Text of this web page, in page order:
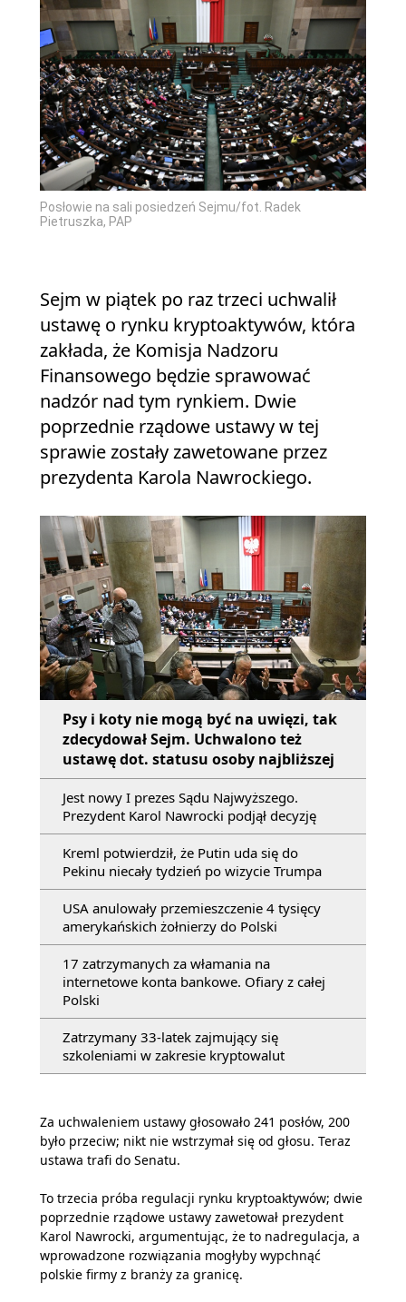
Posłowie na sali posiedzeń Sejmu/fot. Radek
Pietruszka, PAP
Sejm w piątek po raz trzeci uchwalił
ustawę o rynku kryptoaktywów, która
zakłada, że Komisja Nadzoru
Finansowego będzie sprawować
nadzór nad tym rynkiem. Dwie
poprzednie rządowe ustawy w tej
sprawie zostały zawetowane przez
prezydenta Karola Nawrockiego.
Psy i koty nie mogą być na uwięzi, tak
zdecydował Sejm. Uchwalono też
ustawę dot. statusu osoby najbliższej
Jest nowy I prezes Sądu Najwyższego.
Prezydent Karol Nawrocki podjął decyzję
Kreml potwierdził, że Putin uda się do
Pekinu niecały tydzień po wizycie Trumpa
USA anulowały przemieszczenie 4 tysięcy
amerykańskich żołnierzy do Polski
17 zatrzymanych za włamania na
internetowe konta bankowe. Ofiary z całej
Polski
Zatrzymany 33-latek zajmujący się
szkoleniami w zakresie kryptowalut
Za uchwaleniem ustawy głosowało 241 posłów, 200
było przeciw; nikt nie wstrzymał się od głosu. Teraz
ustawa trafi do Senatu.
To trzecia próba regulacji rynku kryptoaktywów; dwie
poprzednie rządowe ustawy zawetował prezydent
Karol Nawrocki, argumentując, że to nadregulacja, a
wprowadzone rozwiązania mogłyby wypchnąć
polskie firmy z branży za granicę.